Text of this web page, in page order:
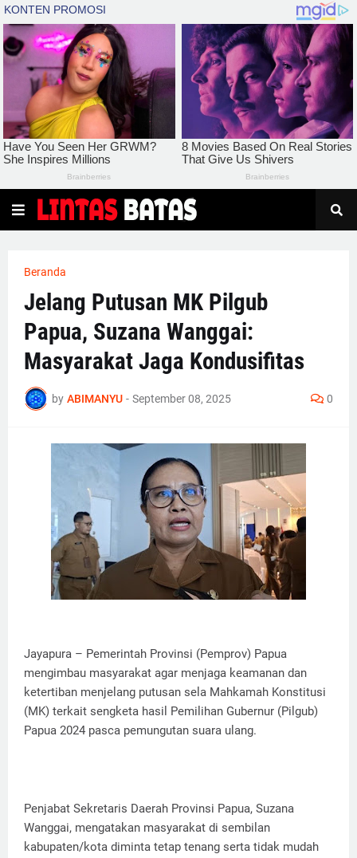
Beranda
Jelang Putusan MK Pilgub
Papua, Suzana Wanggai:
Masyarakat Jaga Kondusifitas
by ABIMANYU - September 08, 2025 0
Jayapura – Pemerintah Provinsi (Pemprov) Papua
mengimbau masyarakat agar menjaga keamanan dan
ketertiban menjelang putusan sela Mahkamah Konstitusi
(MK) terkait sengketa hasil Pemilihan Gubernur (Pilgub)
Papua 2024 pasca pemungutan suara ulang.
Penjabat Sekretaris Daerah Provinsi Papua, Suzana
Wanggai, mengatakan masyarakat di sembilan
kabupaten/kota diminta tetap tenang serta tidak mudah